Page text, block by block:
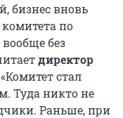
бизнес вновь
по
без
директор
стал
Туда никто не
Раньше, при